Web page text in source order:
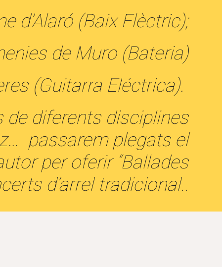
d’Alaró (Baix Elèctric);
de Muro (Bateria)
(Guitarra Eléctrica).
diferents disciplines
passarem plegats el
per oferir “Ballades
d’arrel tradicional..